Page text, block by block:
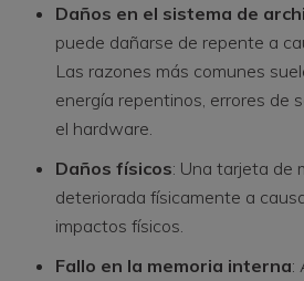
Daños en el sistema de
puede dañarse de repente a
Las razones más comunes
energía repentinos, errores de
el hardware.
Daños físicos: Una tarjeta de
deteriorada físicamente a
impactos físicos.
Fallo en la memoria interna: